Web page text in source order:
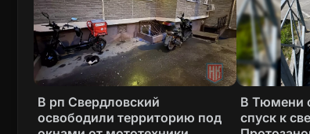
В рп Свердловский
освободили территорию под
В Тюмени
спуск к